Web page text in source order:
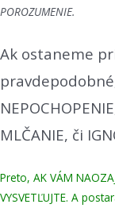
POROZUMENIE.
Ak ostaneme pri
MLČANIE, či
Preto, AK VÁM
VYSVETĽUJTE. A